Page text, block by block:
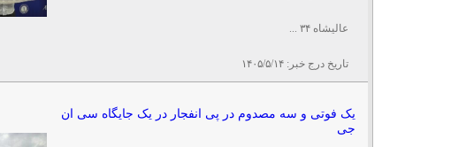
عالیشاه ۳۴ ...
تاریخ درج خبر:۱۴۰۵/۵/۱۴
یک فوتی و سه مصدوم در پی انفجار در یک جایگاه سی ان
جی